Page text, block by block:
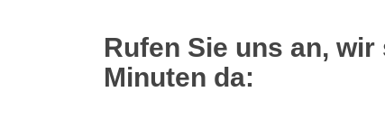
Rufen Sie uns an, wir
Minuten da: